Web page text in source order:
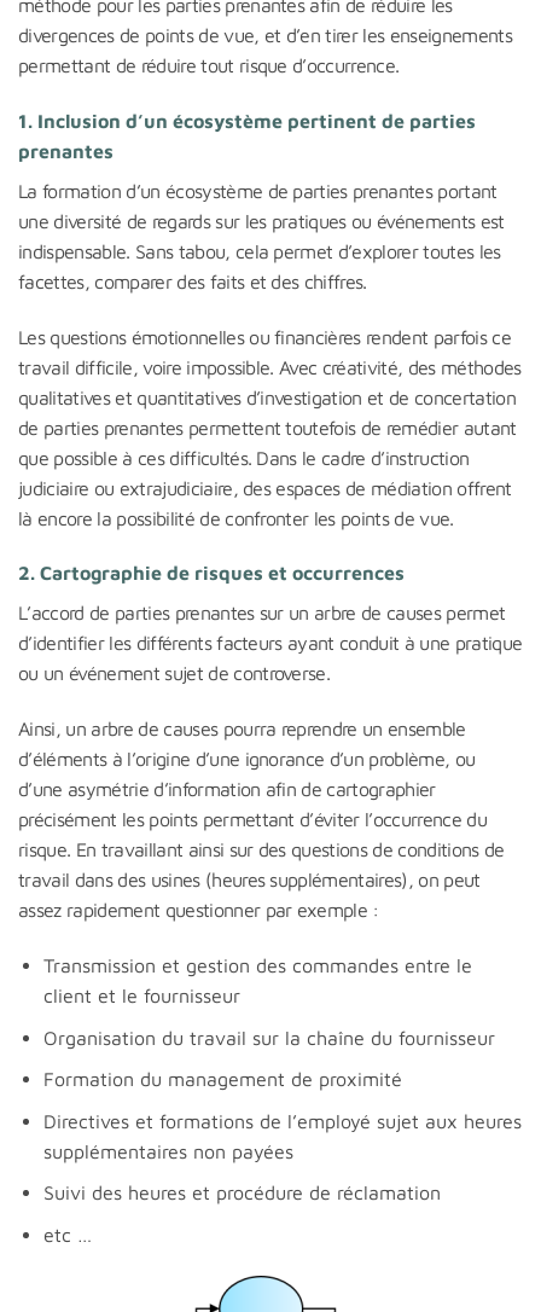
méthode pour les parties prenantes afin de réduire les
divergences de points de vue, et d’en tirer les enseignements
permettant de réduire tout risque d’occurrence.
1. Inclusion d’un écosystème pertinent de parties
prenantes
La formation d’un écosystème de parties prenantes portant
une diversité de regards sur les pratiques ou événements est
indispensable. Sans tabou, cela permet d’explorer toutes les
facettes, comparer des faits et des chiffres.
Les questions émotionnelles ou financières rendent parfois ce
travail difficile, voire impossible. Avec créativité, des méthodes
qualitatives et quantitatives d’investigation et de concertation
de parties prenantes permettent toutefois de remédier autant
que possible à ces difficultés. Dans le cadre d’instruction
judiciaire ou extrajudiciaire, des espaces de médiation offrent
là encore la possibilité de confronter les points de vue.
2. Cartographie de risques et occurrences
L’accord de parties prenantes sur un arbre de causes permet
d’identifier les différents facteurs ayant conduit à une pratique
ou un événement sujet de controverse.
Ainsi, un arbre de causes pourra reprendre un ensemble
d’éléments à l’origine d’une ignorance d’un problème, ou
d’une asymétrie d’information afin de cartographier
précisément les points permettant d’éviter l’occurrence du
risque. En travaillant ainsi sur des questions de conditions de
travail dans des usines (heures supplémentaires), on peut
assez rapidement questionner par exemple :
Transmission et gestion des commandes entre le
client et le fournisseur
Organisation du travail sur la chaîne du fournisseur
Formation du management de proximité
Directives et formations de l’employé sujet aux heures
supplémentaires non payées
Suivi des heures et procédure de réclamation
etc …